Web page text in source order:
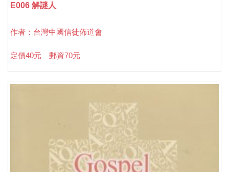
E006 解謎人
作者：台灣中國信徒佈道會
定價40元 郵資70元